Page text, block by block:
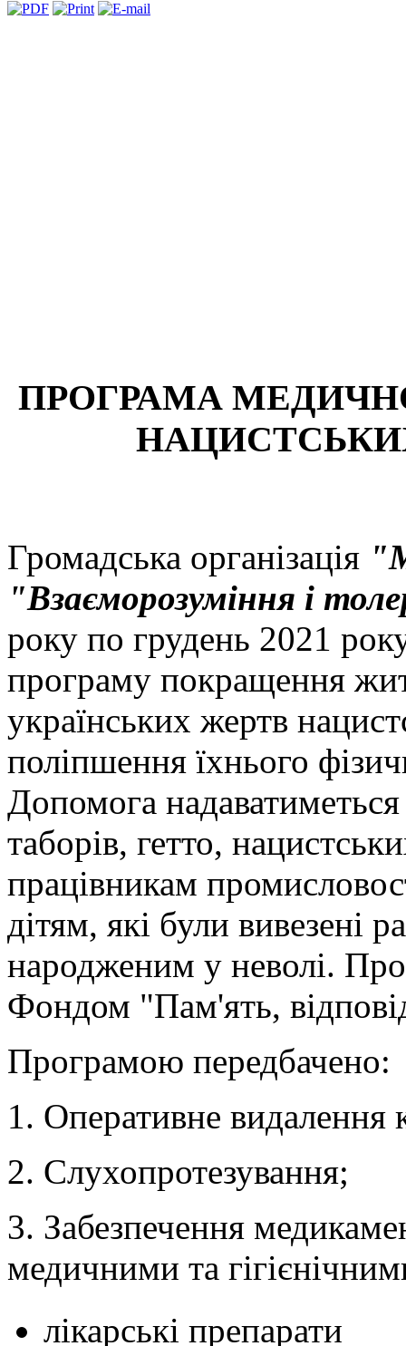
ПРОГРАМА
Громадська організація
"Взаєморозуміння і
року по грудень 2021
програму покращення
українських жертв
поліпшення їхнього
Допомога
таборів, гетто,
працівникам
дітям, які були вивезені
народженим у неволі.
Фондом "Пам'ять,
Програмою передбачено:
1. Оперативне видалення
2. Слухопротезування;
3. Забезпечення
медичними та
лікарські препарати